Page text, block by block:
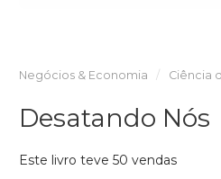
Negócios & Economia Ciência
Desatando Nós
Este livro teve 50 vendas